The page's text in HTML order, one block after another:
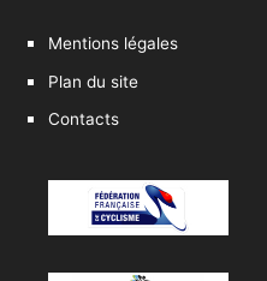
Mentions légales
Plan du site
Contacts